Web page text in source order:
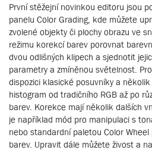
První stěžejní novinkou editoru jsou
panelu Color Grading, kde můžete
zvolené objekty či plochy obrazu ve
režimu korekcí barev porovnat
dvou odlišných klipech a sjednotit
parametry a zmíněnou světelnost.
dispozici klasické posuvníky a
histogram od tradičního RGB až po
barev. Korekce mají několik dalších
je například mód pro manipulaci s
nebo standardní paletou Color
barev. Upravit dále můžete živost a